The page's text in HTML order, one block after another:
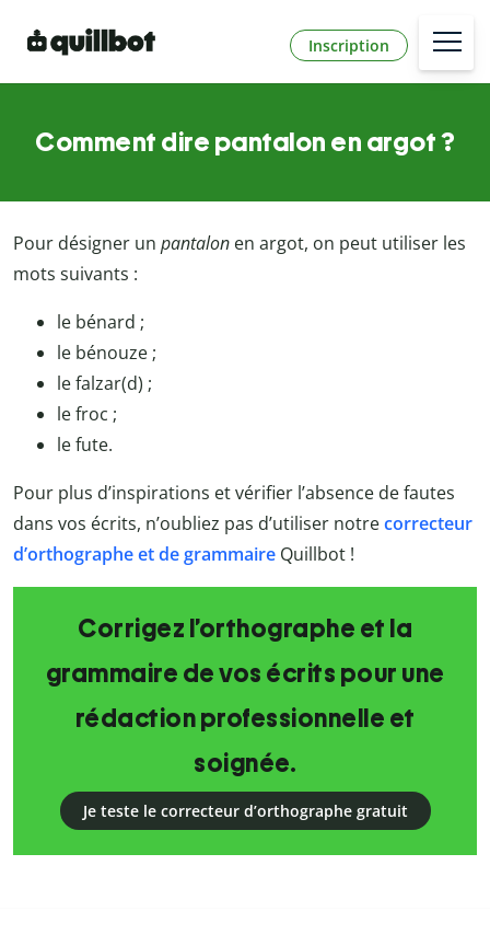
Inscription
Comment dire pantalon en argot ?
Pour désigner un pantalon en argot, on peut utiliser les
mots suivants :
le bénard ;
le bénouze ;
le falzar(d) ;
le froc ;
le fute.
Pour plus d’inspirations et vérifier l’absence de fautes
dans vos écrits, n’oubliez pas d’utiliser notrecorrecteur
d’orthographe et de grammaire Quillbot !
Corrigez l’orthographe et la
grammaire de vos écrits pour une
rédaction professionnelle et
soignée.
Je teste le correcteur d’orthographe gratuit